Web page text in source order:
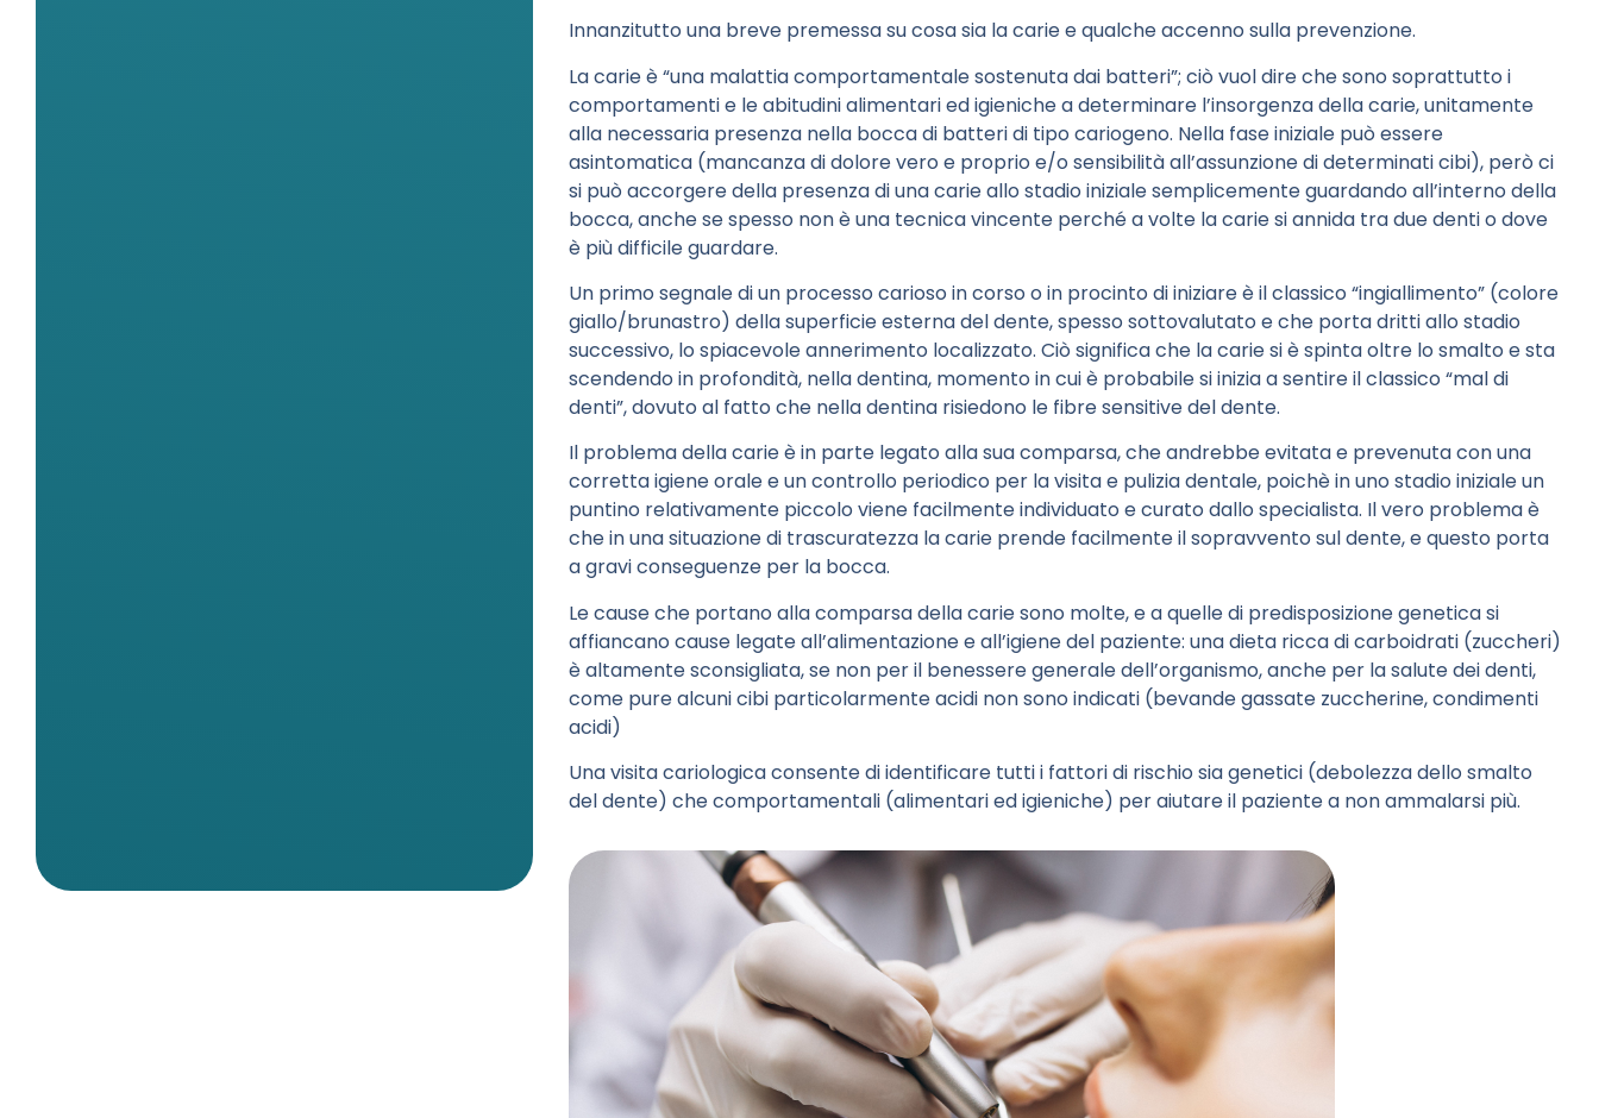
Innanzitutto una breve premessa su cosa sia la carie e qualche accenno sulla prevenzione.
La carie è “una malattia comportamentale sostenuta dai batteri”; ciò vuol dire che sono soprattutto i
comportamenti e le abitudini alimentari ed igieniche a determinare l’insorgenza della carie, unitamente
alla necessaria presenza nella bocca di batteri di tipo cariogeno. Nella fase iniziale può essere
asintomatica (mancanza di dolore vero e proprio e/o sensibilità all’assunzione di determinati cibi), però ci
si può accorgere della presenza di una carie allo stadio iniziale semplicemente guardando all’interno della
bocca, anche se spesso non è una tecnica vincente perché a volte la carie si annida tra due denti o dove
è più difficile guardare.
Un primo segnale di un processo carioso in corso o in procinto di iniziare è il classico “ingiallimento” (colore
giallo/brunastro) della superficie esterna del dente, spesso sottovalutato e che porta dritti allo stadio
successivo, lo spiacevole annerimento localizzato. Ciò significa che la carie si è spinta oltre lo smalto e sta
scendendo in profondità, nella dentina, momento in cui è probabile si inizia a sentire il classico “mal di
denti”, dovuto al fatto che nella dentina risiedono le fibre sensitive del dente.
Il problema della carie è in parte legato alla sua comparsa, che andrebbe evitata e prevenuta con una
corretta igiene orale e un controllo periodico per la visita e pulizia dentale, poichè in uno stadio iniziale un
puntino relativamente piccolo viene facilmente individuato e curato dallo specialista. Il vero problema è
che in una situazione di trascuratezza la carie prende facilmente il sopravvento sul dente, e questo porta
a gravi conseguenze per la bocca.
Le cause che portano alla comparsa della carie sono molte, e a quelle di predisposizione genetica si
affiancano cause legate all’alimentazione e all’igiene del paziente: una dieta ricca di carboidrati (zuccheri)
è altamente sconsigliata, se non per il benessere generale dell’organismo, anche per la salute dei denti,
come pure alcuni cibi particolarmente acidi non sono indicati (bevande gassate zuccherine, condimenti
acidi)
Una visita cariologica consente di identificare tutti i fattori di rischio sia genetici (debolezza dello smalto
del dente) che comportamentali (alimentari ed igieniche) per aiutare il paziente a non ammalarsi più.